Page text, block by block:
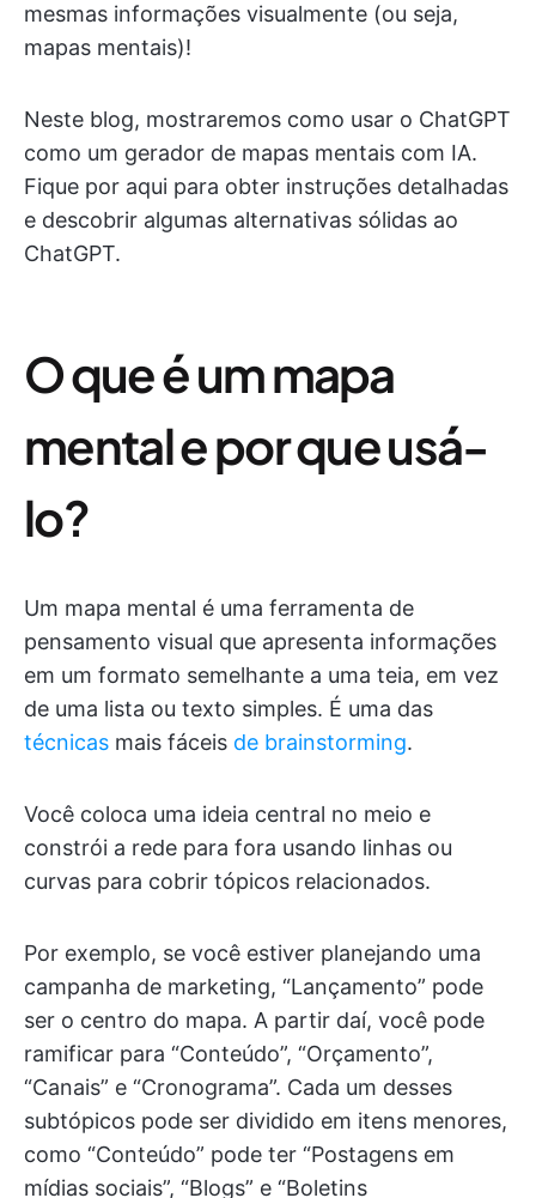
mesmas informações visualmente (ou seja,
mapas mentais)!
Neste blog, mostraremos como usar o ChatGPT
como um gerador de mapas mentais com IA.
Fique por aqui para obter instruções detalhadas
e descobrir algumas alternativas sólidas ao
ChatGPT.
O que é um mapa
mental e por que usá-
lo?
Um mapa mental é uma ferramenta de
pensamento visual que apresenta informações
em um formato semelhante a uma teia, em vez
de uma lista ou texto simples. É uma das
técnicas mais fáceis de brainstorming.
Você coloca uma ideia central no meio e
constrói a rede para fora usando linhas ou
curvas para cobrir tópicos relacionados.
Por exemplo, se você estiver planejando uma
campanha de marketing, “Lançamento” pode
ser o centro do mapa. A partir daí, você pode
ramificar para “Conteúdo”, “Orçamento”,
“Canais” e “Cronograma”. Cada um desses
subtópicos pode ser dividido em itens menores,
como “Conteúdo” pode ter “Postagens em
mídias sociais”, “Blogs” e “Boletins